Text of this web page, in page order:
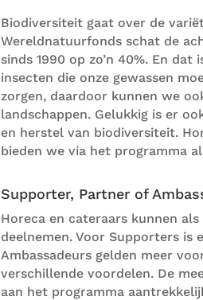
Biodiversiteit gaat over de
Wereldnatuurfonds schat de
sinds 1990 op zo’n 40%. En dat
insecten die onze gewassen
zorgen, daardoor kunnen we
landschappen. Gelukkig is er
en herstel van biodiversiteit.
bieden we via het programma
Supporter, Partner of
Horeca en cateraars kunnen
deelnemen. Voor Supporters is
Ambassadeurs gelden meer
verschillende voordelen. De
aan het programma